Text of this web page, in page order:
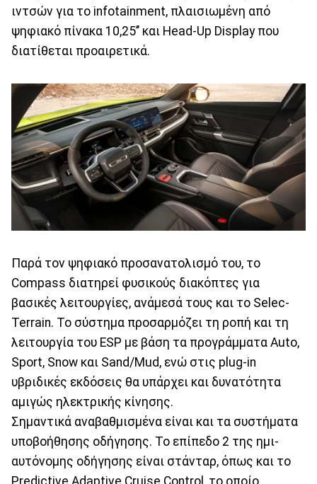
ιντσών για το infotainment, πλαισιωμένη από
ψηφιακό πίνακα 10,25’’ και Ηead-Up Display που
διατίθεται προαιρετικά.
Παρά τον ψηφιακό προσανατολισμό του, το
Compass διατηρεί φυσικούς διακόπτες για
βασικές λειτουργίες, ανάμεσά τους και το Selec-
Terrain. Το σύστημα προσαρμόζει τη ροπή και τη
λειτουργία του ESP με βάση τα προγράμματα Auto,
Sport, Snow και Sand/Mud, ενώ στις plug-in
υβριδικές εκδόσεις θα υπάρχει και δυνατότητα
αμιγώς ηλεκτρικής κίνησης.
Σημαντικά αναβαθμισμένα είναι και τα συστήματα
υποβοήθησης οδήγησης. Το επίπεδο 2 της ημι-
αυτόνομης οδήγησης είναι στάνταρ, όπως και το